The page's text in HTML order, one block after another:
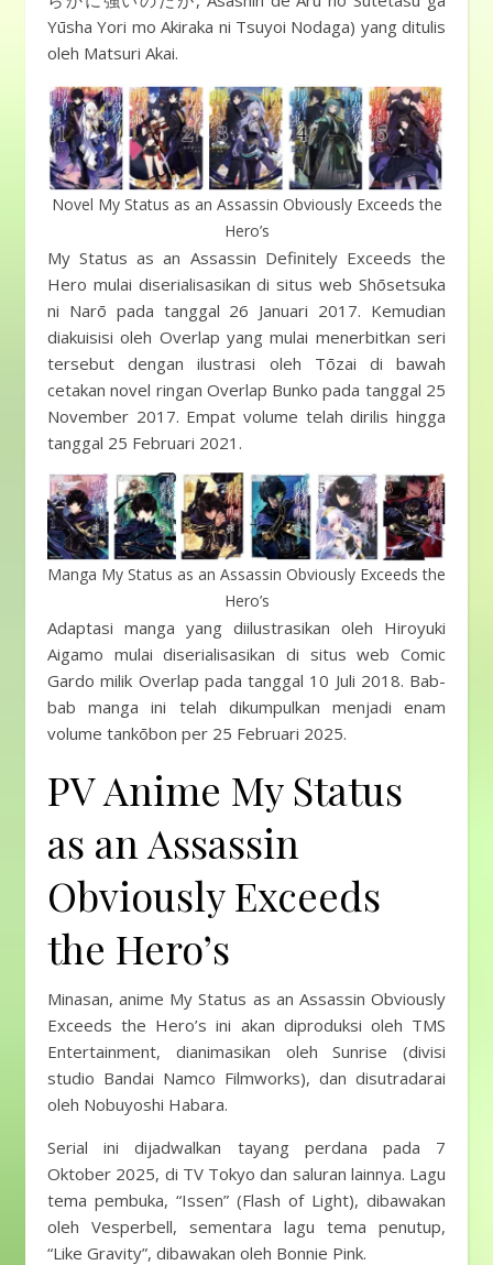
Yūsha Yori mo Akiraka ni Tsuyoi Nodaga) yang ditulis
oleh Matsuri Akai.
Novel My Status as an Assassin Obviously Exceeds the
Hero’s
My Status as an Assassin Definitely Exceeds the
Hero mulai diserialisasikan di situs web Shōsetsuka
ni Narō pada tanggal 26 Januari 2017. Kemudian
diakuisisi oleh Overlap yang mulai menerbitkan seri
tersebut dengan ilustrasi oleh Tōzai di bawah
cetakan novel ringan Overlap Bunko pada tanggal 25
November 2017. Empat volume telah dirilis hingga
tanggal 25 Februari 2021.
Manga My Status as an Assassin Obviously Exceeds the
Hero’s
Adaptasi manga yang diilustrasikan oleh Hiroyuki
Aigamo mulai diserialisasikan di situs web Comic
Gardo milik Overlap pada tanggal 10 Juli 2018. Bab-
bab manga ini telah dikumpulkan menjadi enam
volume tankōbon per 25 Februari 2025.
PV Anime My Status
as an Assassin
Obviously Exceeds
the Hero’s
Minasan, anime My Status as an Assassin Obviously
Exceeds the Hero’s ini akan diproduksi oleh TMS
Entertainment, dianimasikan oleh Sunrise (divisi
studio Bandai Namco Filmworks), dan disutradarai
oleh Nobuyoshi Habara.
Serial ini dijadwalkan tayang perdana pada 7
Oktober 2025, di TV Tokyo dan saluran lainnya. Lagu
tema pembuka, “Issen” (Flash of Light), dibawakan
oleh Vesperbell, sementara lagu tema penutup,
“Like Gravity”, dibawakan oleh Bonnie Pink.